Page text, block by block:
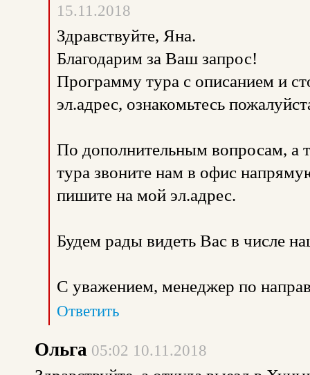
15.11.2018
Здравствуйте, Яна.
Благодарим за Ваш запрос!
Программу тура с описанием и
эл.адрес, ознакомьтесь
По дополнительным вопросам, а
тура звоните нам в офис
пишите на мой эл.адрес.
Будем рады видеть Вас в числе
С уважением, менеджер по
Ответить
Ольга 05:02 10.11.2018